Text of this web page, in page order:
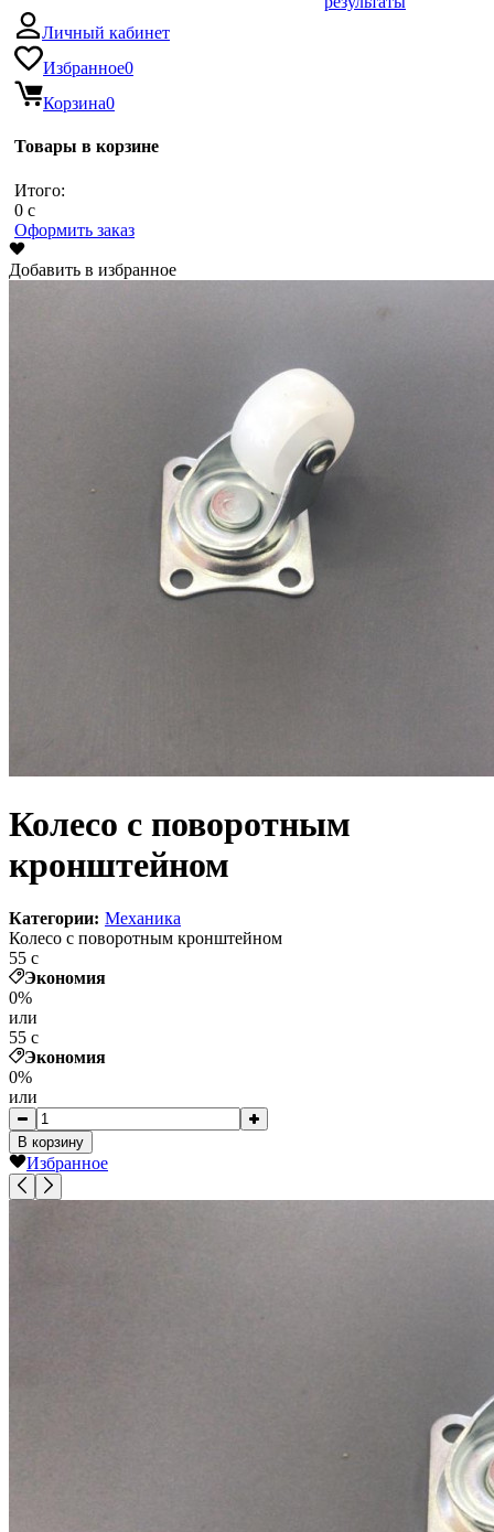
Личный кабинет
Избранное0
Корзина0
Товары в корзине
Итого:
0 c
Оформить заказ
Добавить в избранное
Колесо с поворотным
кронштейном
Категории: Механика
Колесо с поворотным кронштейном
55 c
Экономия
0%
или
55 c
Экономия
0%
или
В корзину
Избранное